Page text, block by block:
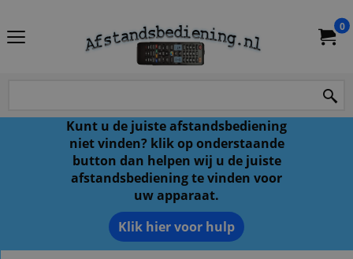
0
Kunt u de juiste afstandsbediening
niet vinden? klik op onderstaande
button dan helpen wij u de juiste
afstandsbediening te vinden voor
uw apparaat.
Klik hier voor hulp